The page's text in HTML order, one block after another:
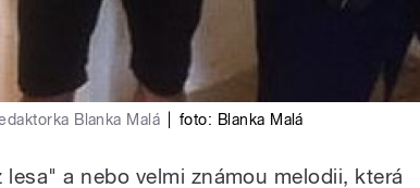
Blanka Malá foto: Blanka Malá
lesa" a nebo velmi známou melodii, která